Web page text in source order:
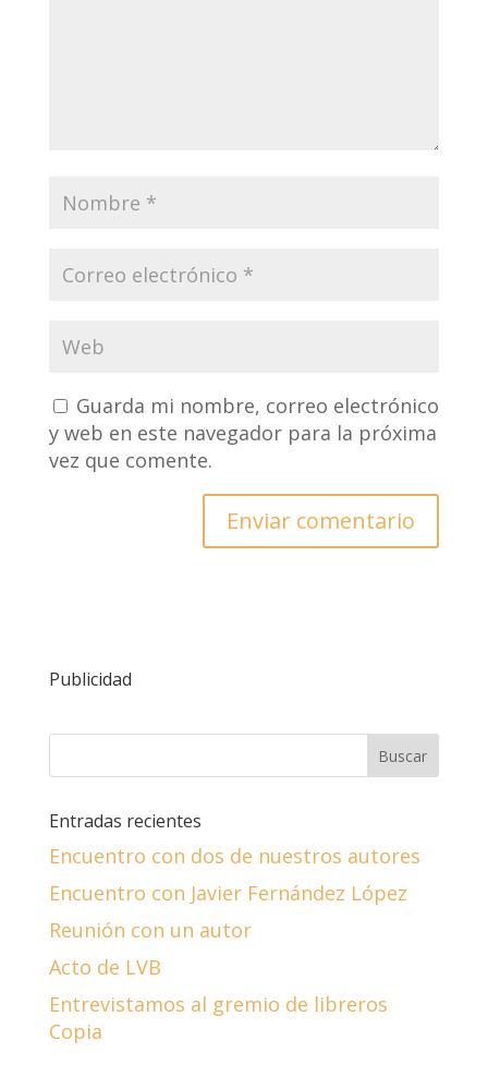
Guarda mi nombre, correo electrónico
y web en este navegador para la próxima
vez que comente.
Publicidad
Entradas recientes
Encuentro con dos de nuestros autores
Encuentro con Javier Fernández López
Reunión con un autor
Acto de LVB
Entrevistamos al gremio de libreros
Copia